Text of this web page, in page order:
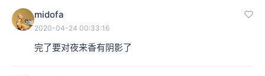
midofa
2020-04-24 00:33:16
完了要对夜来香有阴影了